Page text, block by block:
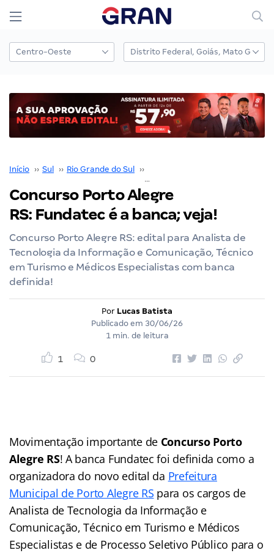
Início ›› Sul ›› Rio Grande do Sul ››
Concurso Porto Alegre
RS: Fundatec é a banca; veja!
Concurso Porto Alegre RS: edital para Analista de
Tecnologia da Informação e Comunicação, Técnico
em Turismo e Médicos Especialistas com banca
definida!
Por Lucas Batista
Publicado em 30/06/26
1 min. de leitura
1 0
Movimentação importante de Concurso Porto
Alegre RS! A banca Fundatec foi definida como a
organizadora do novo edital da Prefeitura
Municipal de Porto Alegre RS para os cargos de
Analista de Tecnologia da Informação e
Comunicação, Técnico em Turismo e Médicos
Especialistas e de Processo Seletivo Público para o